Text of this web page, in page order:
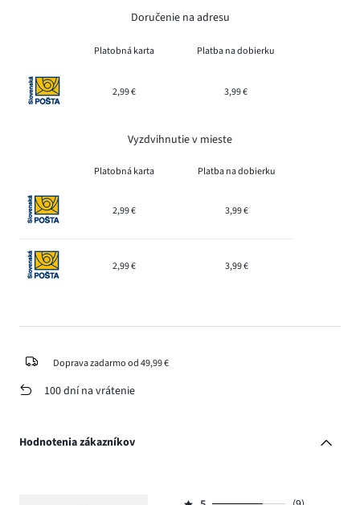
Doručenie na adresu
Platobná karta Platba na dobierku
2,99 € 3,99 €
Vyzdvihnutie v mieste
Platobná karta Platba na dobierku
2,99 € 3,99 €
2,99 € 3,99 €
Doprava zadarmo od 49,99 €
100 dní na vrátenie
Hodnotenia zákazníkov